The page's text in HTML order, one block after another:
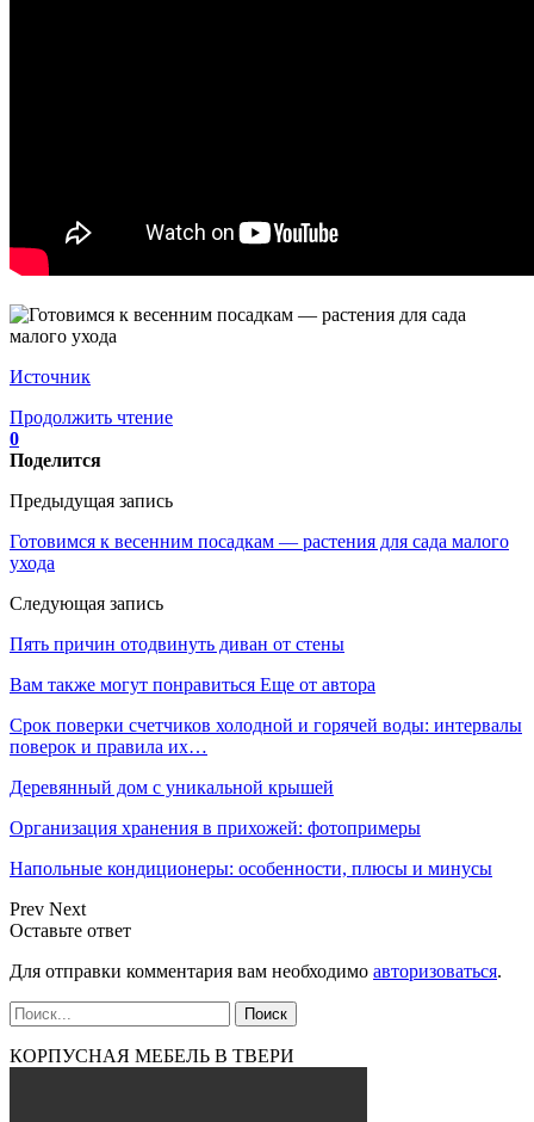
Источник
Продолжить чтение
0
Поделится
Предыдущая запись
Готовимся к весенним посадкам — растения для сада малого
ухода
Следующая запись
Пять причин отодвинуть диван от стены
Вам также могут понравиться Еще от автора
Срок поверки счетчиков холодной и горячей воды: интервалы
поверок и правила их…
Деревянный дом с уникальной крышей
Организация хранения в прихожей: фотопримеры
Напольные кондиционеры: особенности, плюсы и минусы
Prev Next
Оставьте ответ
Для отправки комментария вам необходимо авторизоваться.
КОРПУСНАЯ МЕБЕЛЬ В ТВЕРИ